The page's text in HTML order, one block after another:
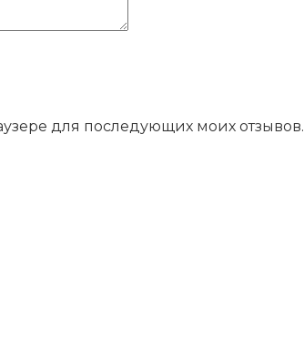
для последующих моих отзывов.